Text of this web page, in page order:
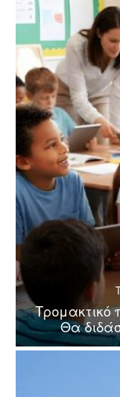
Τρομακτικό
Θα